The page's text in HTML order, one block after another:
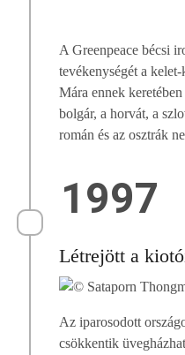
A Greenpeace bécsi
tevékenységét a
Mára ennek
bolgár, a horvát, a
román és az osztrák
1997
Létrejött a
Az iparosodott
csökkentik